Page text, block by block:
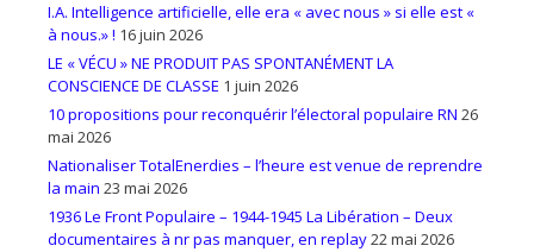
I.A. Intelligence artificielle, elle era « avec nous » si elle est «
à nous.» ! 16 juin 2026
LE « VÉCU » NE PRODUIT PAS SPONTANÉMENT LA
CONSCIENCE DE CLASSE 1 juin 2026
10 propositions pour reconquérir l’électoral populaire RN 26
mai 2026
Nationaliser TotalEnerdies – l’heure est venue de reprendre
la main 23 mai 2026
1936 Le Front Populaire – 1944-1945 La Libération – Deux
documentaires à nr pas manquer, en replay22 mai 2026